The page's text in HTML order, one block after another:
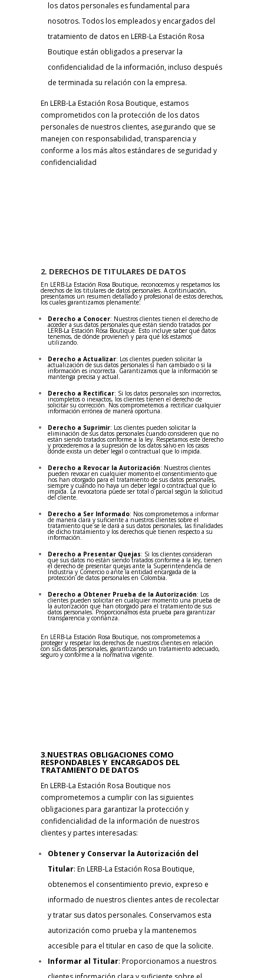
los datos personales es fundamental para
nosotros. Todos los empleados y encargados del
tratamiento de datos en LERB-La Estación Rosa
Boutique están obligados a preservar la
confidencialidad de la información, incluso después
de terminada su relación con la empresa.
En LERB-La Estación Rosa Boutique, estamos
comprometidos con la protección de los datos
personales de nuestros clientes, asegurando que se
manejen con responsabilidad, transparencia y
conforme a los más altos estándares de seguridad y
confidencialidad
2. DERECHOS DE TITULARES DE DATOS
En LERB-La Estación Rosa Boutique, reconocemos y respetamos los
derechos de los titulares de datos personales. A continuación,
presentamos un resumen detallado y profesional de estos derechos,
los cuales garantizamos plenamente:
Derecho a Conocer: Nuestros clientes tienen el derecho de
acceder a sus datos personales que están siendo tratados por
LERB-La Estación Rosa Boutique. Esto incluye saber qué datos
tenemos, de dónde provienen y para qué los estamos
utilizando.
Derecho a Actualizar: Los clientes pueden solicitar la
actualización de sus datos personales si han cambiado o si la
información es incorrecta. Garantizamos que la información se
mantenga precisa y actual.
Derecho a Rectificar: Si los datos personales son incorrectos,
incompletos o inexactos, los clientes tienen el derecho de
solicitar su corrección. Nos comprometemos a rectificar cualquier
información errónea de manera oportuna.
Derecho a Suprimir: Los clientes pueden solicitar la
eliminación de sus datos personales cuando consideren que no
están siendo tratados conforme a la ley. Respetamos este derecho
y procederemos a la supresión de los datos salvo en los casos
donde exista un deber legal o contractual que lo impida.
Derecho a Revocar la Autorización: Nuestros clientes
pueden revocar en cualquier momento el consentimiento que
nos han otorgado para el tratamiento de sus datos personales,
siempre y cuando no haya un deber legal o contractual que lo
impida. La revocatoria puede ser total o parcial según la solicitud
del cliente.
Derecho a Ser Informado: Nos comprometemos a informar
de manera clara y suficiente a nuestros clientes sobre el
tratamiento que se le dará a sus datos personales, las finalidades
de dicho tratamiento y los derechos que tienen respecto a su
información.
Derecho a Presentar Quejas: Si los clientes consideran
que sus datos no están siendo tratados conforme a la ley, tienen
el derecho de presentar quejas ante la Superintendencia de
Industria y Comercio o ante la entidad encargada de la
protección de datos personales en Colombia.
Derecho a Obtener Prueba de la Autorización: Los
clientes pueden solicitar en cualquier momento una prueba de
la autorización que han otorgado para el tratamiento de sus
datos personales. Proporcionamos esta prueba para garantizar
transparencia y confianza.
En LERB-La Estación Rosa Boutique, nos comprometemos a
proteger y respetar los derechos de nuestros clientes en relación
con sus datos personales, garantizando un tratamiento adecuado,
seguro y conforme a la normativa vigente.
3.NUESTRAS OBLIGACIONES COMO
RESPONDABLES Y ENCARGADOS DEL
TRATAMIENTO DE DATOS
En LERB-La Estación Rosa Boutique nos
comprometemos a cumplir con las siguientes
obligaciones para garantizar la protección y
confidencialidad de la información de nuestros
clientes y partes interesadas:
Obtener y Conservar la Autorización del
Titular: En LERB-La Estación Rosa Boutique,
obtenemos el consentimiento previo, expreso e
informado de nuestros clientes antes de recolectar
y tratar sus datos personales. Conservamos esta
autorización como prueba y la mantenemos
accesible para el titular en caso de que la solicite.
Informar al Titular: Proporcionamos a nuestros